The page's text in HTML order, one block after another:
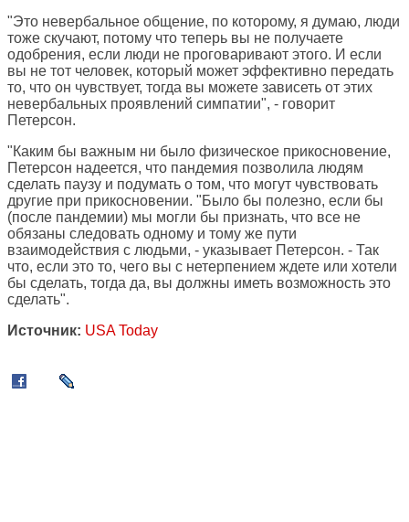
"Это невербальное общение, по которому, я думаю, люди
тоже скучают, потому что теперь вы не получаете
одобрения, если люди не проговаривают этого. И если
вы не тот человек, который может эффективно передать
то, что он чувствует, тогда вы можете зависеть от этих
невербальных проявлений симпатии", - говорит
Петерсон.
"Каким бы важным ни было физическое прикосновение,
Петерсон надеется, что пандемия позволила людям
сделать паузу и подумать о том, что могут чувствовать
другие при прикосновении. "Было бы полезно, если бы
(после пандемии) мы могли бы признать, что все не
обязаны следовать одному и тому же пути
взаимодействия с людьми, - указывает Петерсон. - Так
что, если это то, чего вы с нетерпением ждете или хотели
бы сделать, тогда да, вы должны иметь возможность это
сделать".
Источник: USA Today